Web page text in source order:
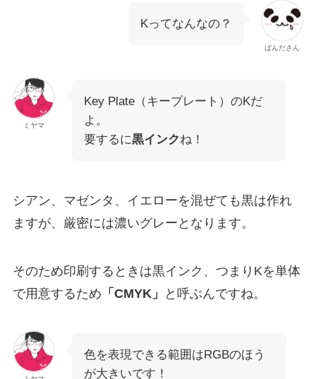
ぱんださん
Kってなんなの？
ミヤマ
Key Plate（キープレート）のKだ
よ。
要するに黒インクね！
シアン、マゼンタ、イエローを混ぜても黒は作れ
ますが、厳密には濃いグレーとなります。
そのため印刷するときは黒インク、つまりKを単体
で用意するため 「CMYK」 と呼ぶんですね。
色を表現できる範囲はRGBのほう
が大きいです！